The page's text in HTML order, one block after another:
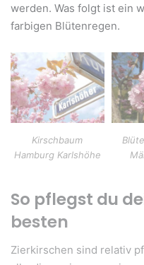
werden. Was folgt ist ein
farbigen Blütenregen.
Kirschbaum
Hamburg Karlshöhe
So pflegst du
besten
Zierkirschen sind relativ